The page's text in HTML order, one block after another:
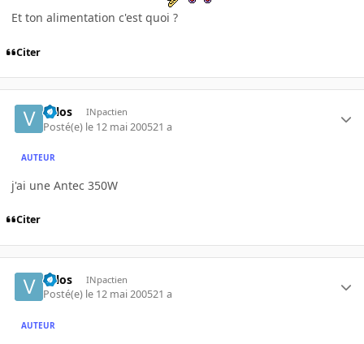
Et ton alimentation c'est quoi ?
Citer
valos INpactien
Posté(e) le 12 mai 200521 a
AUTEUR
j'ai une Antec 350W
Citer
valos INpactien
Posté(e) le 12 mai 200521 a
AUTEUR